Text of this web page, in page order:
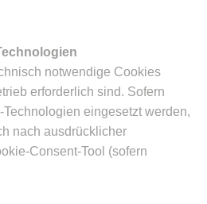
notwendige Cookies
erforderlich sind. Sofern
eingesetzt werden,
nach ausdrücklicher
Consent-Tool (sofern